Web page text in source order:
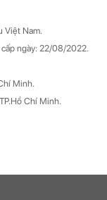
Việt Nam.
ngày: 22/08/2022.
Minh.
Chí Minh.